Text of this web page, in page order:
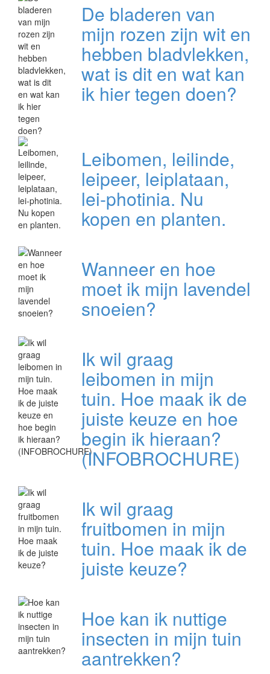
De bladeren van
mijn rozen zijn wit en
hebben bladvlekken,
wat is dit en wat kan
ik hier tegen doen?
Leibomen, leilinde,
leipeer, leiplataan,
lei-photinia. Nu
kopen en planten.
Wanneer en hoe
moet ik mijn lavendel
snoeien?
Ik wil graag
leibomen in mijn
tuin. Hoe maak ik de
juiste keuze en hoe
begin ik hieraan?
(INFOBROCHURE)
Ik wil graag
fruitbomen in mijn
tuin. Hoe maak ik de
juiste keuze?
Hoe kan ik nuttige
insecten in mijn tuin
aantrekken?